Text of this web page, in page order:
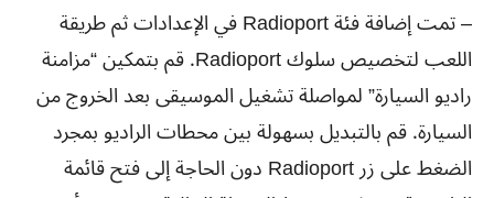
– تمت إضافة فئة Radioport في الإعدادات ثم طريقة
اللعب لتخصيص سلوك Radioport. قم بتمكين “مزامنة
راديو السيارة” لمواصلة تشغيل الموسيقى بعد الخروج من
السيارة. قم بالتبديل بسهولة بين محطات الراديو بمجرد
الضغط على زر Radioport دون الحاجة إلى فتح قائمة